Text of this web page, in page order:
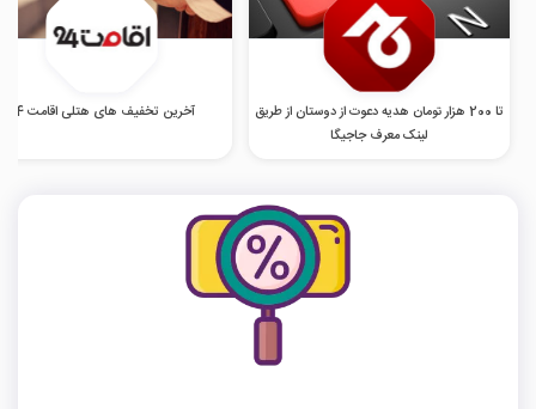
تا 200 هزار تومان هدیه دعوت از دوستان از طریق
لینک معرف جاجیگا
آخرین تخفیف های هتلی اقامت 24